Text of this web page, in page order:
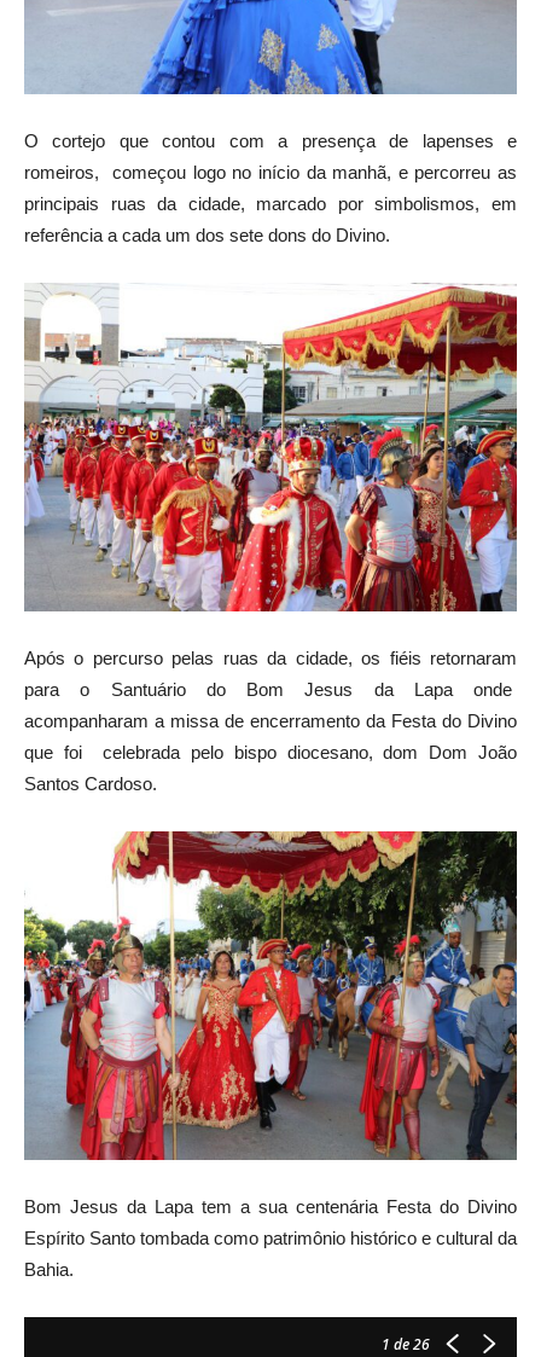
O cortejo que contou com a presença de lapenses e
romeiros, começou logo no início da manhã, e percorreu as
principais ruas da cidade, marcado por simbolismos, em
referência a cada um dos sete dons do Divino.
Após o percurso pelas ruas da cidade, os fiéis retornaram
para o Santuário do Bom Jesus da Lapa onde
acompanharam a missa de encerramento da Festa do Divino
que foi celebrada pelo bispo diocesano, dom Dom João
Santos Cardoso.
Bom Jesus da Lapa tem a sua centenária Festa do Divino
Espírito Santo tombada como patrimônio histórico e cultural da
Bahia.
1 de 26